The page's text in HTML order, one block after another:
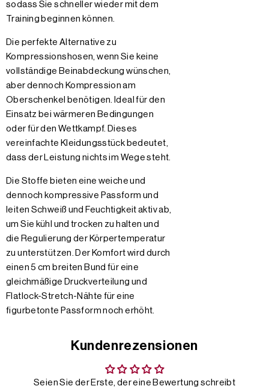
sodass Sie schneller wieder mit dem
Training beginnen können.
Die perfekte Alternative zu
Kompressionshosen, wenn Sie keine
vollständige Beinabdeckung wünschen,
aber dennoch Kompression am
Oberschenkel benötigen. Ideal für den
Einsatz bei wärmeren Bedingungen
oder für den Wettkampf. Dieses
vereinfachte Kleidungsstück bedeutet,
dass der Leistung nichts im Wege steht.
Die Stoffe bieten eine weiche und
dennoch kompressive Passform und
leiten Schweiß und Feuchtigkeit aktiv ab,
um Sie kühl und trocken zu halten und
die Regulierung der Körpertemperatur
zu unterstützen. Der Komfort wird durch
einen 5 cm breiten Bund für eine
gleichmäßige Druckverteilung und
Flatlock-Stretch-Nähte für eine
figurbetonte Passform noch erhöht.
Kundenrezensionen
Seien Sie der Erste, der eine Bewertung schreibt